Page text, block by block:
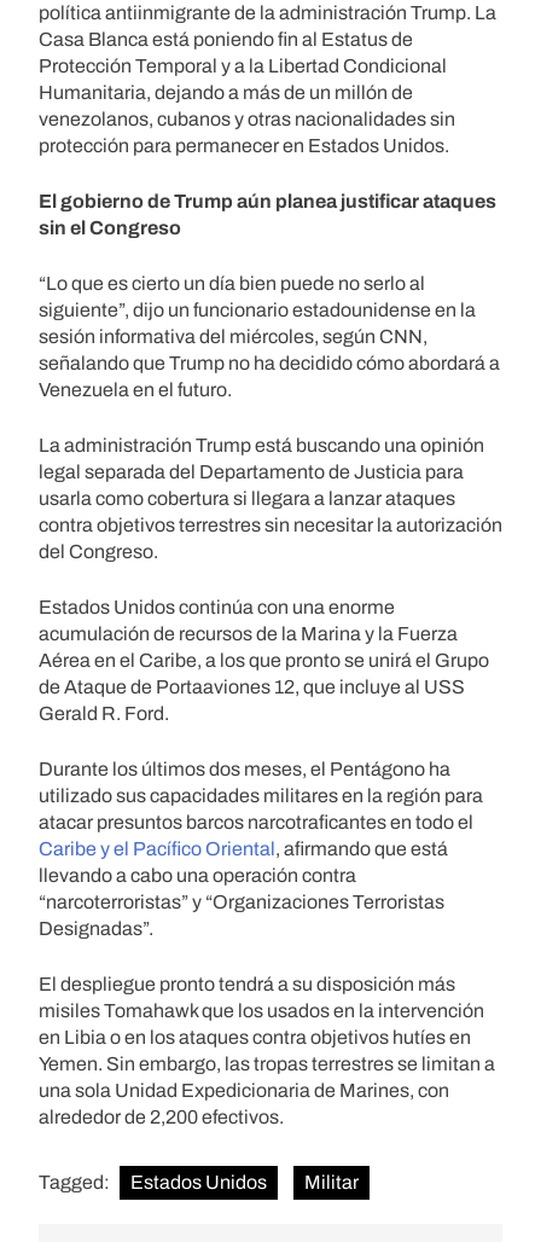
política antiinmigrante de la administración Trump. La
Casa Blanca está poniendo fin al Estatus de
Protección Temporal y a la Libertad Condicional
Humanitaria, dejando a más de un millón de
venezolanos, cubanos y otras nacionalidades sin
protección para permanecer en Estados Unidos.
El gobierno de Trump aún planea justificar ataques
sin el Congreso
“Lo que es cierto un día bien puede no serlo al
siguiente”, dijo un funcionario estadounidense en la
sesión informativa del miércoles, según CNN,
señalando que Trump no ha decidido cómo abordará a
Venezuela en el futuro.
La administración Trump está buscando una opinión
legal separada del Departamento de Justicia para
usarla como cobertura si llegara a lanzar ataques
contra objetivos terrestres sin necesitar la autorización
del Congreso.
Estados Unidos continúa con una enorme
acumulación de recursos de la Marina y la Fuerza
Aérea en el Caribe, a los que pronto se unirá el Grupo
de Ataque de Portaaviones 12, que incluye al USS
Gerald R. Ford.
Durante los últimos dos meses, el Pentágono ha
utilizado sus capacidades militares en la región para
atacar presuntos barcos narcotraficantes en todo el
Caribe y el Pacífico Oriental, afirmando que está
llevando a cabo una operación contra
“narcoterroristas” y “Organizaciones Terroristas
Designadas”.
El despliegue pronto tendrá a su disposición más
misiles Tomahawk que los usados en la intervención
en Libia o en los ataques contra objetivos hutíes en
Yemen. Sin embargo, las tropas terrestres se limitan a
una sola Unidad Expedicionaria de Marines, con
alrededor de 2,200 efectivos.
Tagged: Estados Unidos Militar